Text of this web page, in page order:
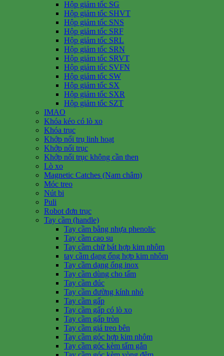
Hộp giảm tốc SG
Hộp giảm tốc SHVT
Hộp giảm tốc SNS
Hộp giảm tốc SRF
Hộp giảm tốc SRL
Hộp giảm tốc SRN
Hộp giảm tốc SRVT
Hộp giảm tốc SVFN
Hộp giảm tốc SW
Hộp giảm tốc SX
Hộp giảm tốc SXR
Hộp giảm tốc SZT
IMAO
Khóa kéo có lò xo
Khóa trục
Khớp nối trụ linh hoạt
Khớp nối trục
Khớp nối trục không cần then
Lò xo
Magnetic Catches (Nam châm)
Móc treo
Nút bi
Puli
Robot đơn trục
Tay cầm (handle)
Tay cầm bằng nhựa phenolic
Tay cầm cao su
Tay cầm chữ bát hợp kim nhôm
tay cầm dạng ống hợp kim nhôm
Tay cầm dạng ống inox
Tay cầm dùng cho tấm
Tay cầm đúc
Tay cầm đường kính nhỏ
Tay cầm gấp
Tay cầm gấp có lò xo
Tay cầm gấp tròn
Tay cầm giá treo bên
Tay cầm góc hợp kim nhôm
Tay cầm góc kèm tấm gắn